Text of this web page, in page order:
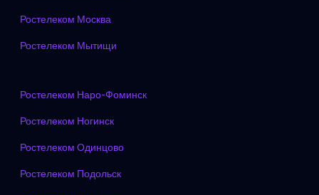
Ростелеком Москва
Ростелеком Мытищи
Ростелеком Наро-Фоминск
Ростелеком Ногинск
Ростелеком Одинцово
Ростелеком Подольск